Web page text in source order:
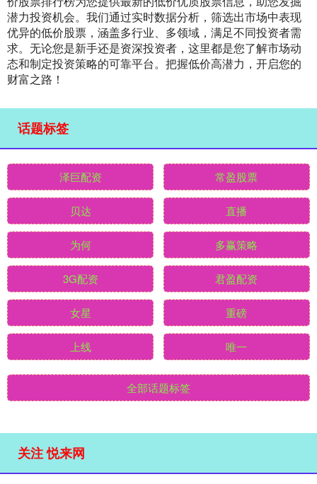
潜力投资机会。我们通过实时数据分析，筛选出市场中表现
优异的低价股票，涵盖多行业、多领域，满足不同投资者需
求。无论您是新手还是资深投资者，这里都是您了解市场动
态和制定投资策略的可靠平台。把握低价高潜力，开启您的
财富之路！
话题标签
泽巨配资 常盈股票
贝达 直播
为何 多赢策略
3G配资 君盈配资
女星 重磅
上线 唯一
全部话题标签
关注 悦来网